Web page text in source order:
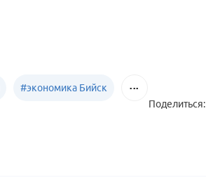
#экономика Бийск
Поделиться: